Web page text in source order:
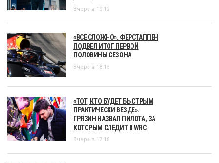
Вчера в 19:12
«ВСЕ СЛОЖНО». ФЕРСТАППЕН
ПОДВЕЛ ИТОГ ПЕРВОЙ
ПОЛОВИНЫ СЕЗОНА
Вчера в 18:15
«ТОТ, КТО БУДЕТ БЫСТРЫМ
ПРАКТИЧЕСКИ ВЕЗДЕ»:
ГРЯЗИН НАЗВАЛ ПИЛОТА, ЗА
КОТОРЫМ СЛЕДИТ В WRC
Вчера в 17:18